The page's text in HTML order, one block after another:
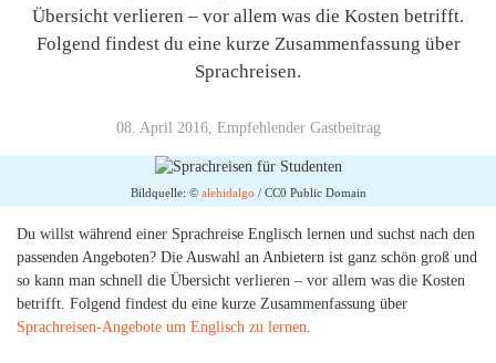
Übersicht verlieren – vor allem was die Kosten betrifft.
Folgend findest du eine kurze Zusammenfassung über
Sprachreisen.
08. April 2016, Empfehlender Gastbeitrag
Bildquelle: © alehidalgo / CC0 Public Domain
Du willst während einer Sprachreise Englisch lernen und suchst nach den
passenden Angeboten? Die Auswahl an Anbietern ist ganz schön groß und
so kann man schnell die Übersicht verlieren – vor allem was die Kosten
betrifft. Folgend findest du eine kurze Zusammenfassung über
Sprachreisen-Angebote um Englisch zu lernen